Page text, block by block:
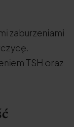
zaburzeniami
TSH oraz